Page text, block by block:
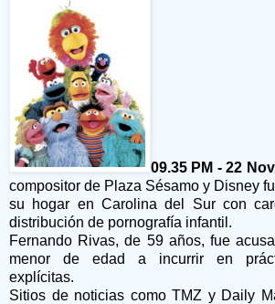
09.35 PM - 22
compositor de Plaza Sésamo y Disney
su hogar en Carolina del Sur con
distribución de pornografía infantil.
Fernando Rivas, de 59 años, fue
menor de edad a incurrir en
explícitas.
Sitios de noticias como TMZ y Daily